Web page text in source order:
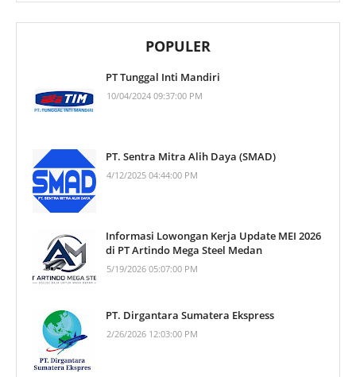
POPULER
PT Tunggal Inti Mandiri
10/04/2024 09:37:00 PM
PT. Sentra Mitra Alih Daya (SMAD)
4/12/2025 04:44:00 PM
Informasi Lowongan Kerja Update MEI 2026
di PT Artindo Mega Steel Medan
5/19/2026 05:07:00 PM
PT. Dirgantara Sumatera Ekspress
2/26/2026 12:03:00 PM